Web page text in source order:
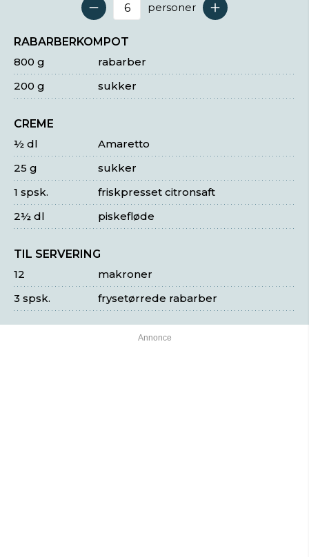
Antal serveringer
personer
RABARBERKOMPOT
rabarber
800 g
sukker
200 g
CREME
Amaretto
½ dl
sukker
25 g
friskpresset citronsaft
1 spsk.
piskefløde
2½ dl
TIL SERVERING
makroner
12
frysetørrede rabarber
3 spsk.